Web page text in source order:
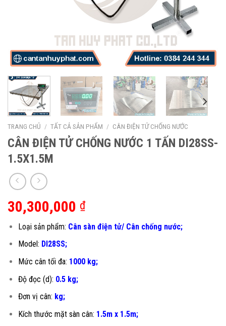
TRANG CHỦ / TẤT CẢ SẢN PHẨM / CÂN ĐIỆN TỬ CHỐNG NƯỚC
CÂN ĐIỆN TỬ CHỐNG NƯỚC 1 TẤN DI28SS-
1.5X1.5M
30,300,000 ₫
Loại sản phẩm: Cân sàn điện tử/ Cân chống nước;
Model: DI28SS;
Mức cân tối đa: 1000 kg;
Độ đọc (d): 0.5 kg;
Đơn vị cân: kg;
Kích thước mặt sàn cân: 1.5m x 1.5m;